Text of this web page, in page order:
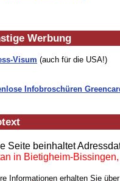
Werbung
Visum (auch für die USA!)
Infobroschüren
Seite beinhaltet
in Bietigheim-
Informationen erhalten Sie